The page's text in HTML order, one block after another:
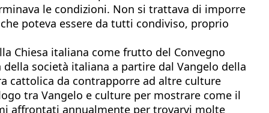
le condizioni. Non si trattava di imporre
poteva essere da tutti condiviso, proprio
Chiesa italiana come frutto del Convegno
società italiana a partire dal Vangelo della
cattolica da contrapporre ad altre culture
tra Vangelo e culture per mostrare come il
affrontati annualmente per trovarvi molte